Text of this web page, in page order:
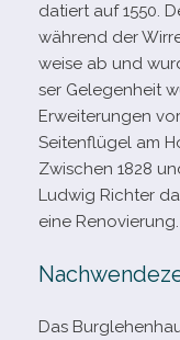
datiert auf 1550.
wäh­rend der
weise ab und
ser Gelegenheit
Erweiterungen
Seitenflügel am
Zwischen 1828
Ludwig Richter
eine Renovierung.
Das